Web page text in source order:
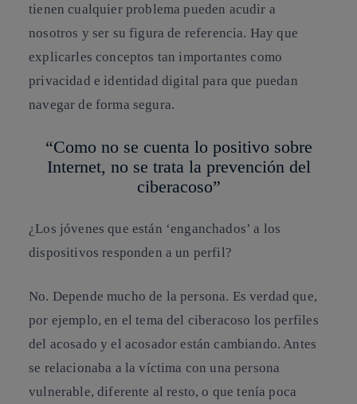
tienen cualquier problema pueden acudir a
nosotros y ser su figura de referencia. Hay que
explicarles conceptos tan importantes como
privacidad e identidad digital para que puedan
navegar de forma segura.
“Como no se cuenta lo positivo sobre
Internet, no se trata la prevención del
ciberacoso”
¿Los jóvenes que están ‘enganchados’ a los
dispositivos responden a un perfil?
No. Depende mucho de la persona. Es verdad que,
por ejemplo, en el tema del ciberacoso los perfiles
del acosado y el acosador están cambiando. Antes
se relacionaba a la víctima con una persona
vulnerable, diferente al resto, o que tenía poca